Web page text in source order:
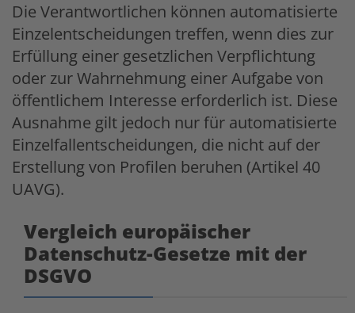
Die Verantwortlichen können automatisierte
Einzelentscheidungen treffen, wenn dies zur
Erfüllung einer gesetzlichen Verpflichtung
oder zur Wahrnehmung einer Aufgabe von
öffentlichem Interesse erforderlich ist. Diese
Ausnahme gilt jedoch nur für automatisierte
Einzelfallentscheidungen, die nicht auf der
Erstellung von Profilen beruhen (Artikel 40
UAVG).
Vergleich europäischer
Datenschutz-Gesetze mit der
DSGVO